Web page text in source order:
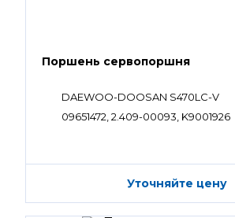
Поршень сервопоршня
DAEWOO-DOOSAN S470LC-V
09651472, 2.409-00093, K9001926
Уточняйте цену